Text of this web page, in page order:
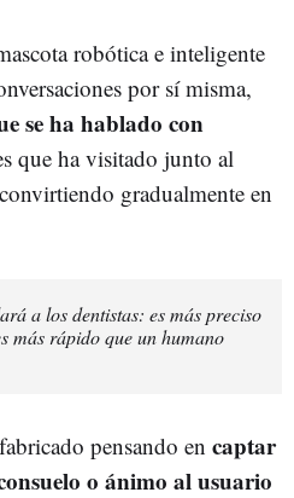
robótica e inteligente
por sí misma,
se ha hablado con
que ha visitado junto al
gradualmente en
a los dentistas: es más preciso
más rápido que un humano
pensando en captar
o ánimo al usuario